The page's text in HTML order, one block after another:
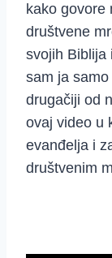
kako govore
društvene
svojih Biblija
sam ja
drugačiji od
ovaj video u
evanđelja i
društvenim